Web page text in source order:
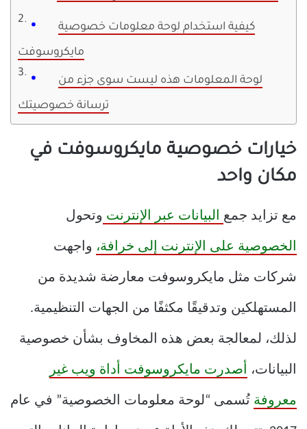
كيفية استخدام لوحة معلومات خصوصية
مايكروسوفت
لوحة المعلومات هذه ليست سوى جزء من
ترسانة خصوصيتك
خيارات خصوصية مايكروسوفت في
مكان واحد
مع تزايد جمع البيانات عبر الإنترنت وتحول
الخصوصية على الإنترنت إلى خرافة، واجهت
شركات مثل مايكروسوفت معارضة شديدة من
المستهلكين وتدقيقًا مكثفًا من الجهات التنظيمية.
لذلك، لمعالجة بعض هذه المخاوف بشأن خصوصية
البيانات، أصدرت مايكروسوفت أداة ويب غير
معروفة تُسمى “لوحة معلومات الخصوصية” في عام